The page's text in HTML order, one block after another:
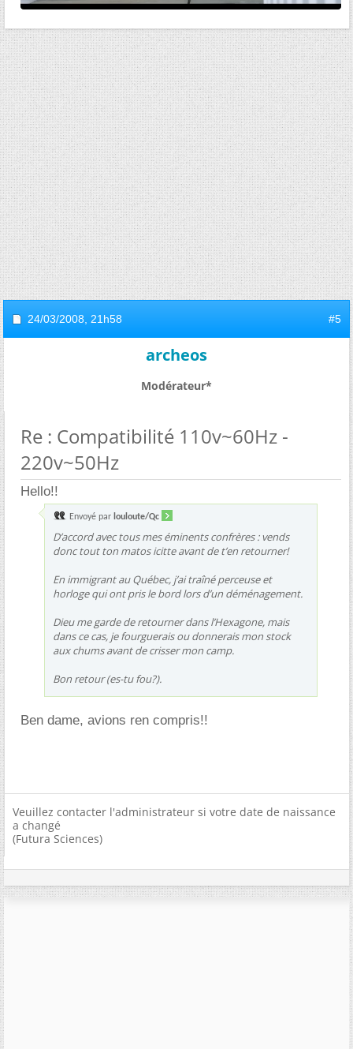
24/03/2008, 21h58 #5
archeos
Modérateur*
Re : Compatibilité 110v~60Hz -
220v~50Hz
Hello!!
Envoyé par louloute/Qc
D’accord avec tous mes éminents confrères : vends
donc tout ton matos icitte avant de t’en retourner!
En immigrant au Québec, j’ai traîné perceuse et
horloge qui ont pris le bord lors d’un déménagement.
Dieu me garde de retourner dans l’Hexagone, mais
dans ce cas, je fourguerais ou donnerais mon stock
aux chums avant de crisser mon camp.
Bon retour (es-tu fou?).
Ben dame, avions ren compris!!
Veuillez contacter l'administrateur si votre date de naissance
a changé
(Futura Sciences)